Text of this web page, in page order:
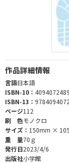
作品詳細情報
言語日本語
ISBN-10： 4094072489
ISBN-13：
ページ112
刷 色モノクロ
サイズ： 150mm ×
重 量70ｇ
発行日2023/4/6
出版社小学館